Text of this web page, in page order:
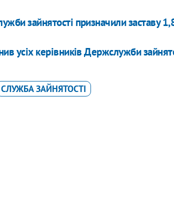
зайнятості призначили заставу
усіх керівників Держслужби
СЛУЖБА ЗАЙНЯТОСТІ